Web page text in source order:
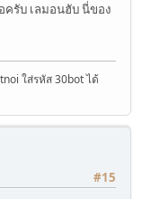
ครับ เลมอนฮับ นี่ของ
ใส่รหัส 30bot ได้
#15